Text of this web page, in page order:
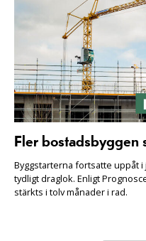
Fler bostadsbyggen
Byggstarterna fortsatte uppåt
tydligt draglok. Enligt
stärkts i tolv månader i rad.